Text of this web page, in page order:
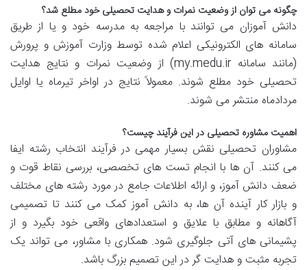
چگونه می توان از وضعیت نمرات و هدایت تحصیلی خود مطلع شد؟
دانش آموزان می توانند با مراجعه به مدرسه خود و یا از طریق
سامانه های الکترونیکی اعلام شده توسط وزارت آموزش و پرورش
(مانند سامانه my.medu.ir) از وضعیت نمرات و نتایج هدایت
تحصیلی خود مطلع شوند. معمولاً نتایج در اواخر تیرماه یا اوایل
مردادماه منتشر می شوند.
اهمیت مشاوره تحصیلی در این فرآیند چیست؟
مشاوران تحصیلی نقش بسیار مهمی در فرآیند انتخاب رشته ایفا
می کنند. آن ها با انجام تست های تخصصی، بررسی نقاط قوت و
ضعف دانش آموز، و ارائه اطلاعات جامع در مورد رشته های مختلف
و بازار کار آینده آن ها، به دانش آموز کمک می کنند تا تصمیمی
آگاهانه و مطابق با علایق و استعدادهای واقعی خود بگیرد و از
پشیمانی های آتی جلوگیری شود. همکاری با مشاور، می تواند یک
تجربه مثبت و هدایت گر در این تصمیم بزرگ باشد.